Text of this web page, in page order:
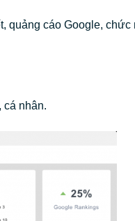
quảng cáo Google, chức
cá nhân.